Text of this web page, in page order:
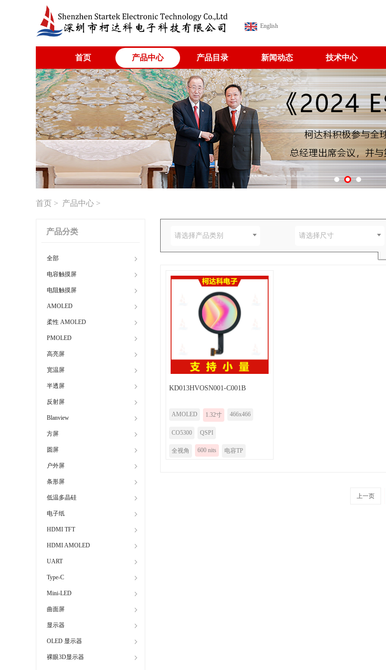
English
首页 产品中心 产品目录 新闻动态 技术中心
首页 > 产品中心 >
产品分类
全部
电容触摸屏
电阻触摸屏
AMOLED
柔性 AMOLED
PMOLED
高亮屏
宽温屏
半透屏
反射屏
Blanview
方屏
圆屏
户外屏
条形屏
低温多晶硅
电子纸
HDMI TFT
HDMI AMOLED
UART
Type-C
Mini-LED
曲面屏
显示器
OLED 显示器
裸眼3D显示器
请选择产品类别 请选择尺寸
KD013HVOSN001-C001B
AMOLED 1.32寸 466x466
CO5300 QSPI
全视角 600 nits 电容TP
上一页